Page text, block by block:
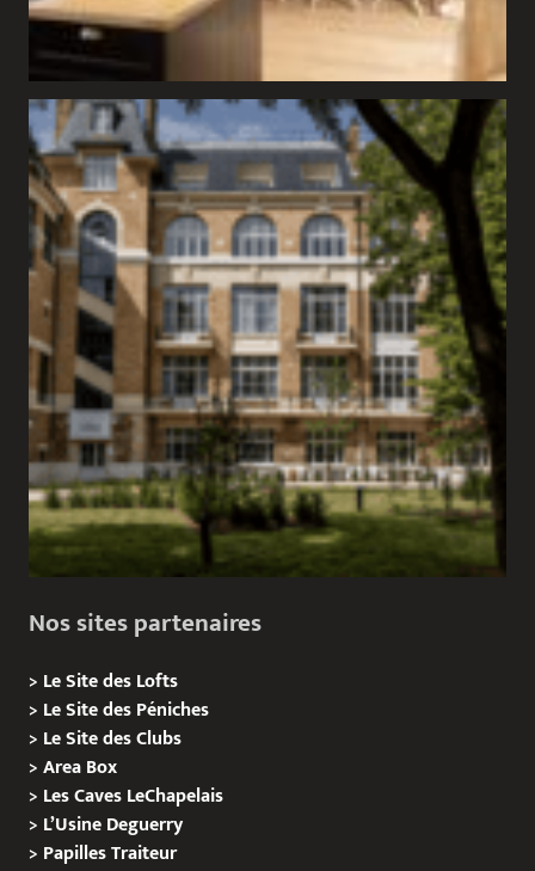
Nos sites partenaires
> Le Site des Lofts
> Le Site des Péniches
> Le Site des Clubs
>Area Box
> Les Caves LeChapelais
> L’Usine Deguerry
> PapillesTraiteur